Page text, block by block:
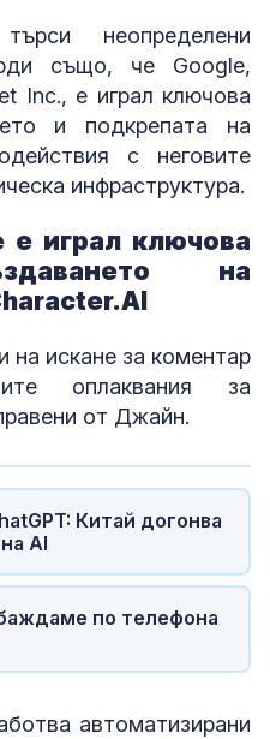
неопределени
също, че Google,
Inc., е играл ключова
и подкрепата на
с неговите
инфраструктура.
е играл ключова
на
на искане за коментар
оплаквания за
от Джайн.
Китай догонва
AI
по телефона
автоматизирани